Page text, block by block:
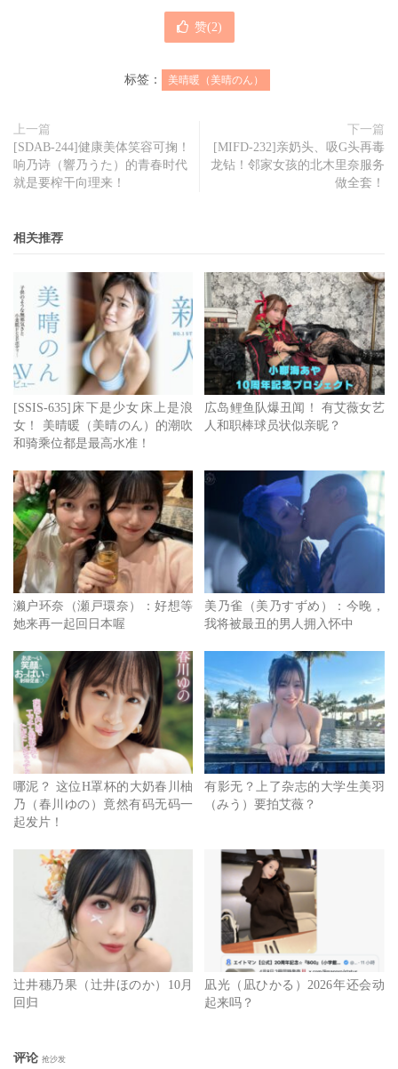
赞(2)
标签： 美晴暖（美晴のん）
上一篇
[SDAB-244]健康美体笑容可掬！
响乃诗（響乃うた）的青春时代
就是要榨干向理来！
下一篇
[MIFD-232]亲奶头、吸G头再毒
龙钻！邻家女孩的北木里奈服务
做全套！
相关推荐
[SSIS-635]床下是少女床上是浪
女！ 美晴暖（美晴のん）的潮吹
和骑乘位都是最高水准！
広岛鲤鱼队爆丑闻！ 有艾薇女艺
人和职棒球员状似亲昵？
濑户环奈（瀬戸環奈）：好想等
她来再一起回日本喔
美乃雀（美乃すずめ）：今晚，
我将被最丑的男人拥入怀中
哪泥？ 这位H罩杯的大奶春川柚
乃（春川ゆの）竟然有码无码一
起发片！
有影无？上了杂志的大学生美羽
（みう）要拍艾薇？
辻井穗乃果（辻井ほのか）10月
回归
凪光（凪ひかる）2026年还会动
起来吗？
评论 抢沙发